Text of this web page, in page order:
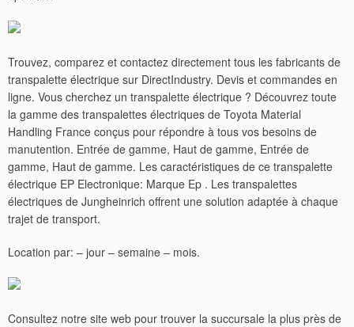
Trouvez, comparez et contactez directement tous les fabricants de
transpalette électrique sur DirectIndustry. Devis et commandes en
ligne. Vous cherchez un transpalette électrique ? Découvrez toute
la gamme des transpalettes électriques de Toyota Material
Handling France conçus pour répondre à tous vos besoins de
manutention. Entrée de gamme, Haut de gamme, Entrée de
gamme, Haut de gamme. Les caractéristiques de ce transpalette
électrique EP Electronique: Marque Ep . Les transpalettes
électriques de Jungheinrich offrent une solution adaptée à chaque
trajet de transport.
Location par: – jour – semaine – mois.
Consultez notre site web pour trouver la succursale la plus près de